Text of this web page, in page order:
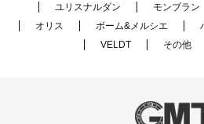
ユリスナルダン
モンブラン
オリス
ボーム&メルシエ
VELDT
その他